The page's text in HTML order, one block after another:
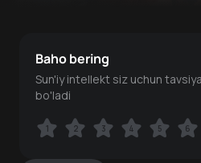
Baho bering
Sun'iy intellekt siz uchun
bo'ladi
1 2 3 4 5 6
1 2 3 4 5 6